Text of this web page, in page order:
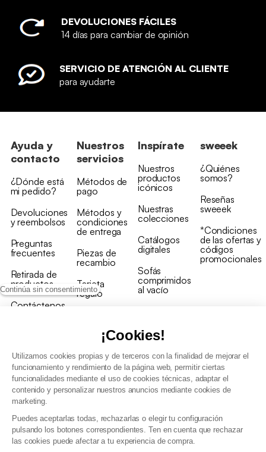
Continúa sin consentimiento
¡Cookies!
Utilizamos cookies propias y de terceros con la finalidad de mejorar el
funcionamiento y rendimiento de la página web, permitir ciertas
funcionalidades mediante el uso de cookies técnicas, adaptar el
contenido y personalizar nuestros anuncios mediante cookies de
marketing.
Puedes aceptarlas todas, rechazarlas o elegir tu configuración
pulsando los botones correspondientes. Ten en cuenta que rechazar
las cookies puede afectar a tu experiencia de compra.
DEVOLUCIONES FÁCILES
14 días para cambiar de opinión
SERVICIO DE ATENCIÓN AL CLIENTE
para ayudarte
Ayuda y
contacto
¿Dónde está
mi pedido?
Devoluciones
y reembolsos
Preguntas
frecuentes
Retirada de
productos
Contáctenos
Nuestros
servicios
Métodos de
pago
Métodos y
condiciones
de entrega
Piezas de
recambio
Tarjeta
regalo
Inspírate
Nuestros
productos
icónicos
Nuestras
colecciones
Catálogos
digitales
Sofás
comprimidos
al vacío
sweeek
¿Quiénes
somos?
Reseñas
sweeek
*Condiciones
de las ofertas y
códigos
promocionales
Política de gestión de datos personales y cookies
Condiciones generales de Venta Profesional
Declaración de accesibilidad